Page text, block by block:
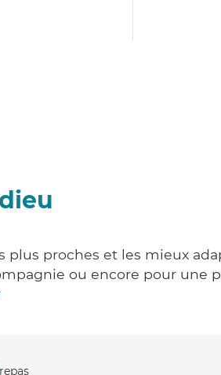
proches et les mieux
ou encore pour une